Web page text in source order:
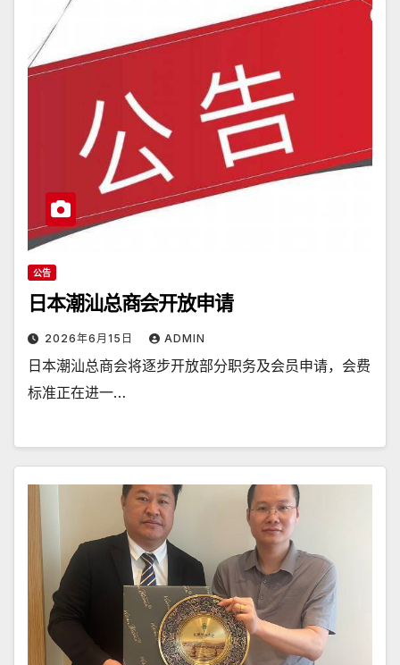
公告
日本潮汕总商会开放申请
2026年6月15日 ADMIN
日本潮汕总商会将逐步开放部分职务及会员申请，会费
标准正在进一…